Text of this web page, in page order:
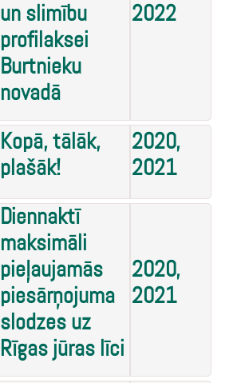
un slimību
profilaksei
Burtnieku
novadā
2022
Kopā, tālāk,
plašāk!
2020,
2021
Diennaktī
maksimāli
pieļaujamās
piesārņojuma
slodzes uz
Rīgas jūras līci
2020,
2021